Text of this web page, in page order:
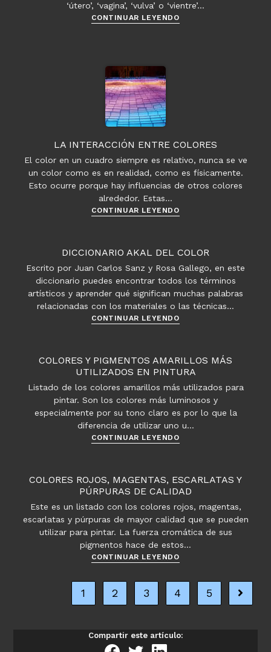
‘útero’, ‘vagina’, ‘vulva’ o ‘vientre’…
CONTINUAR LEYENDOLas
LA INTERACCIÓN ENTRE COLORES
El color en un cuadro siempre es relativo, nunca se ve
un color como es en realidad, como es físicamente.
Esto ocurre porque hay influencias de otros colores
alrededor. Estas…
CONTINUAR LEYENDOLa
colores
DICCIONARIO AKAL DEL COLOR
Escrito por Juan Carlos Sanz y Rosa Gallego, en este
diccionario puedes encontrar todos los términos
artísticos y aprender qué significan muchas palabras
relacionadas con los materiales o las técnicas…
CONTINUAR LEYENDODiccionario
Color
COLORES Y PIGMENTOS AMARILLOS MÁS
UTILIZADOS EN PINTURA
Listado de los colores amarillos más utilizados para
pintar. Son los colores más luminosos y
especialmente por su tono claro es por lo que la
diferencia de utilizar uno u…
CONTINUAR LEYENDOColores
amarillos
más
en
pintura
COLORES ROJOS, MAGENTAS, ESCARLATAS Y
PÚRPURAS DE CALIDAD
Este es un listado con los colores rojos, magentas,
escarlatas y púrpuras de mayor calidad que se pueden
utilizar para pintar. La fuerza cromática de sus
pigmentos hace de estos…
CONTINUAR LEYENDOColores
magentas,
escarlatas
y
de
1 2 3 4 5 Ir a la
Compartir este artículo: